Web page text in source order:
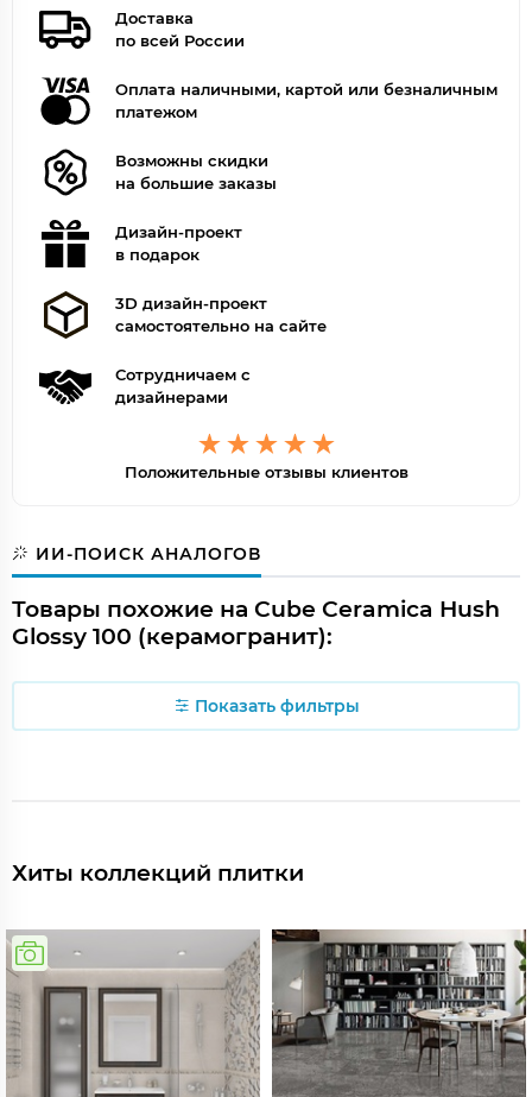
Доставка
по всей России
Оплата наличными, картой или безналичным
платежом
Возможны скидки
на большие заказы
Дизайн-проект
в подарок
3D дизайн-проект
самостоятельно на сайте
Сотрудничаем с
дизайнерами
Положительные отзывы клиентов
ИИ-ПОИСК АНАЛОГОВ
Товары похожие на Cube Ceramica Hush
Glossy 100 (керамогранит):
Показать фильтры
Хиты коллекций плитки